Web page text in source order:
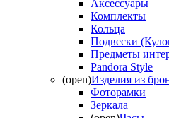
Аксессуары
Комплекты
Кольца
Подвески
Предметы
Pandora Style
(open)Изделия из
Фоторамки
Зеркала